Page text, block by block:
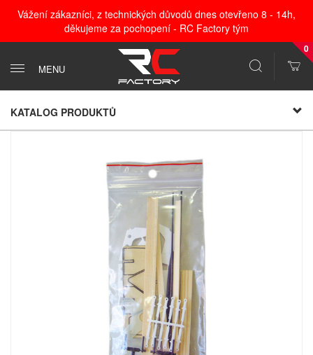
Vážení zákazníci, z technických důvodů dnes otevřeno 8 - 14h,
děkujeme za pochopení - RC Factory tým
MENU
0
KATALOG PRODUKTŮ